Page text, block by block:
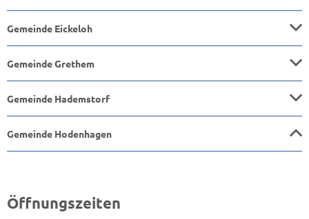
Gemeinde Eickeloh
Gemeinde Grethem
Gemeinde Hademstorf
Gemeinde Hodenhagen
Öffnungszeiten